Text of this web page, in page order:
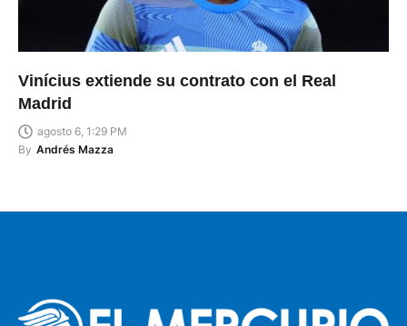
Vinícius extiende su contrato con el Real
Madrid
agosto 6, 1:29 PM
By Andrés Mazza